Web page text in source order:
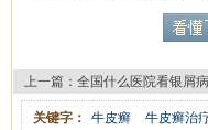
上一篇： 全国什么医院看银屑
关键字： 牛皮癣 牛皮癣治